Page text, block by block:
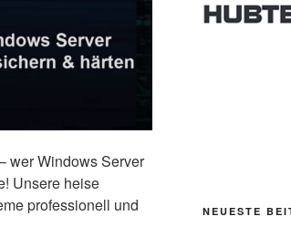
wer Windows Server
Unsere heise
professionell und
NEUESTE